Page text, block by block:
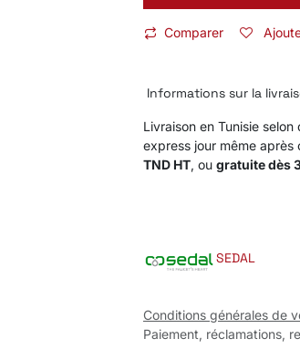
Comparer
Informations sur la
Livraison en Tunisie
express jour même après
TND HT, ou gratuite dès
SEDAL
Conditions générales de
Paiement, réclamations,